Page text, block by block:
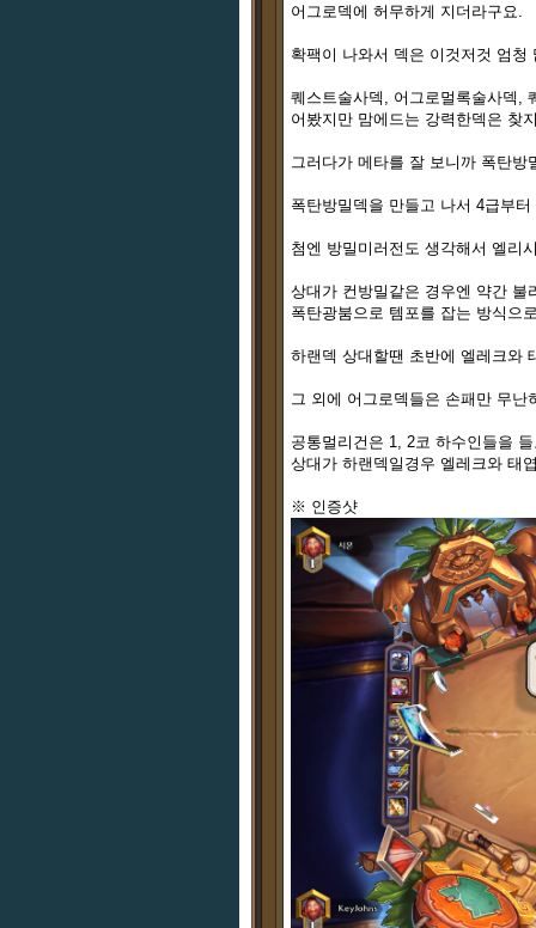
어그로덱에 허무하게 지더라구요.
확팩이 나와서 덱은 이것저것 엄
퀘스트술사덱, 어그로멀록술사덱,
어봤지만 맘에드는 강력한덱은 찾
그러다가 메타를 잘 보니까 폭탄
폭탄방밀덱을 만들고 나서 4급부
첨엔 방밀미러전도 생각해서 엘리
상대가 컨방밀같은 경우엔 약간
폭탄광붐으로 템포를 잡는 방식으
하랜덱 상대할땐 초반에 엘레크와
그 외에 어그로덱들은 손패만 무
공통멀리건은 1, 2코 하수인들을
상대가 하랜덱일경우 엘레크와 태
※ 인증샷